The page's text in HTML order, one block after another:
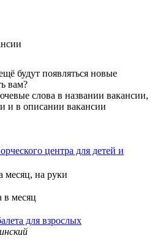
будут появляться новые
вам?
слова в названии вакансии,
и в описании вакансии
центра для детей и
месяц, на руки
в месяц
для взрослых